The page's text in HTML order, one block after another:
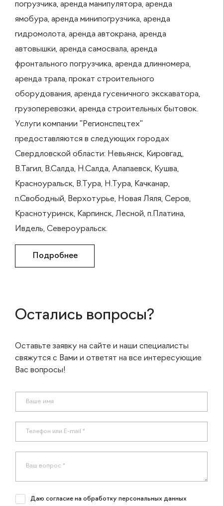
погрузчика, аренда манипулятора, аренда
ямобура, аренда минипогрузчика, аренда
гидромолота, аренда автокрана, аренда
автовышки, аренда самосвала, аренда
фронтального погрузчика, аренда длинномера,
аренда трала, прокат строительного
оборудования, аренда гусеничного экскаватора,
грузоперевозки, аренда строительных бытовок.
Услуги компании "Регионспецтех"
предоставляются в следующих городах
Свердловской области: Невьянск, Кировгад,
В.Тагил, В.Салда, Н.Салда, Алапаевск, Кушва,
Красноуральск, В.Тура, Н.Тура, Качканар,
п.Свободный, Верхотурье, Новая Ляля, Серов,
Краснотуринск, Карпинск, Лесной, п.Платина,
Ивдель, Североуральск.
Подробнее
Остались вопросы?
Оставьте заявку на сайте и наши специалисты
свяжутся с Вами и ответят на все интересующие
Вас вопросы!
Даю согласие на обработку персональных данных